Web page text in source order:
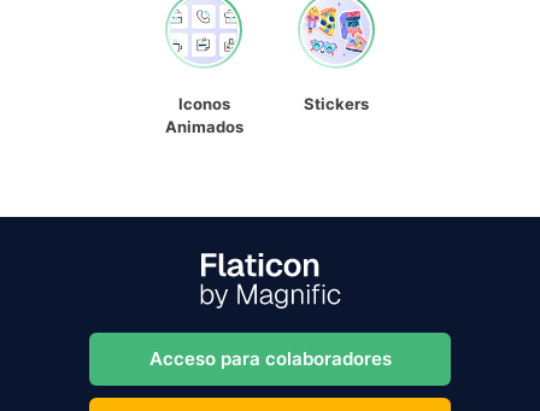
Iconos
Animados
Stickers
Acceso para colaboradores